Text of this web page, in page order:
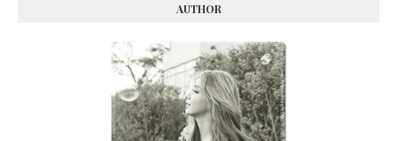
AUTHOR